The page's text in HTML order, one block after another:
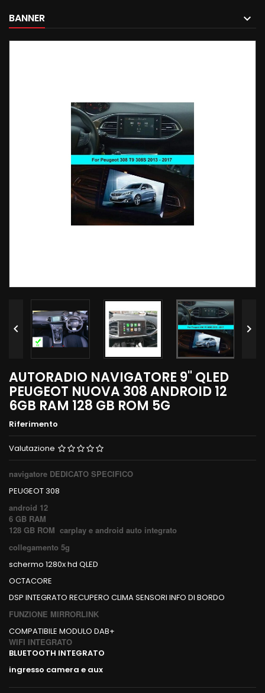
BANNER
 
AUTORADIO NAVIGATORE 9" QLED
PEUGEOT NUOVA 308 ANDROID 12
6GB RAM 128 GB ROM 5G
Riferimento
Valutazione
navigatore DEDICATO SPECIFICO
PEUGEOT 308
android 12
6 GB RAM
128 GB ROM carplay e android auto integrato
collegamento 5g
schermo 1280x hd QLED
OCTACORE
DSP INTEGRATO RECUPERO CLIMA SENSORI INFO DI BORDO
FUNZIONE MIRRORLINK
COMPATIBILE MODULO DAB+
WIFI INTEGRATO
BLUETOOTH INTEGRATO
ingresso camera e aux